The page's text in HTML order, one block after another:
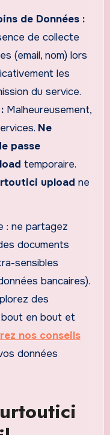
de Données :
de collecte
(email, nom) lors
les
du service.
Malheureusement,
Ne
passe
temporaire.
upload ne
: ne partagez
documents
sensibles
bancaires).
des
en bout et
nos conseils
données